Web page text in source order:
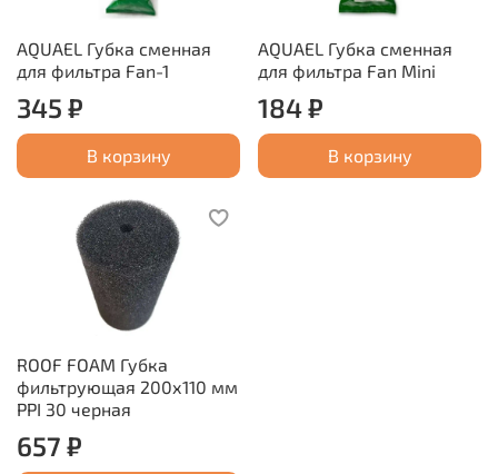
AQUAEL Губка сменная
для фильтра Fan-1
345 ₽
В корзину
AQUAEL Губка сменная
для фильтра Fan Mini
184 ₽
В корзину
ROOF FOAM Губка
фильтрующая 200х110 мм
PPI 30 черная
657 ₽